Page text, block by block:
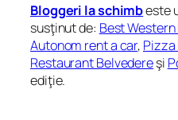
Bloggeri la schimbeste
susţinut de: Best
Autonom rent a car, Pizza
Restaurant Belvedereşi
ediţie.